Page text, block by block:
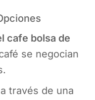
cafe bolsa de
se negocian
través de una